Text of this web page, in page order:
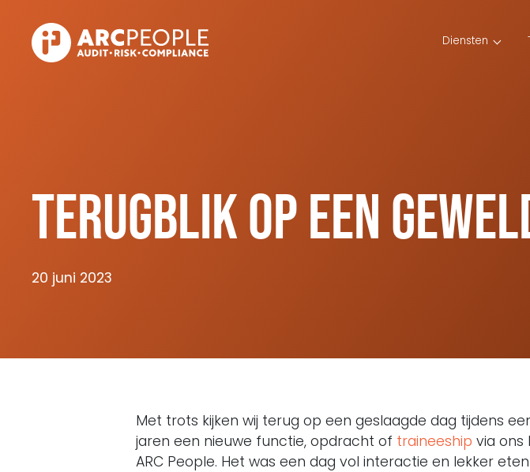
Diensten
Terugblik op een
20 juni 2023
Met trots kijken wij terug op een geslaagde dag tijdens
jaren een nieuwe functie, opdracht of traineeship via ons
ARC People. Het was een dag vol interactie en lekker